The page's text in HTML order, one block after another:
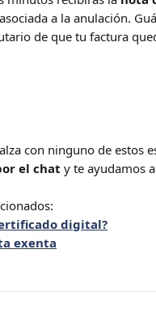
asociada a la anulación.
de que tu factura
con ninguno de estos
el chat y te ayudamos
digital?
exenta